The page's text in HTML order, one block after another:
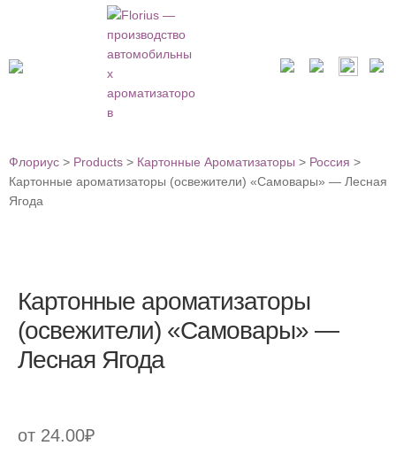
Флориус > Products > Картонные Ароматизаторы > Россия >
Картонные ароматизаторы (освежители) «Самовары» — Лесная
Ягода
Картонные ароматизаторы
(освежители) «Самовары» —
Лесная Ягода
от 24.00₽